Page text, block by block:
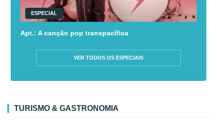
ESPECIAL
Apt.: A canção pop transpacífica
VER TODOS OS ESPECIAIS
TURISMO & GASTRONOMIA